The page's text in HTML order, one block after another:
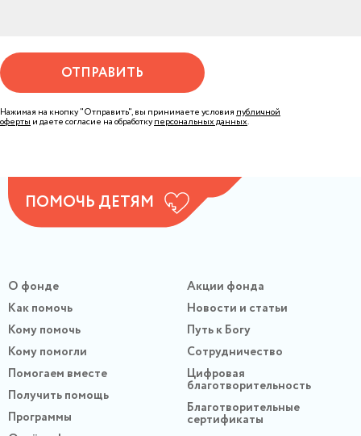
ОТПРАВИТЬ
Нажимая на кнопку "Отправить", вы принимаете условия публичной
оферты и даете согласие на обработкуперсональных данных.
ПОМОЧЬ ДЕТЯМ
О фонде
Как помочь
Кому помочь
Кому помогли
Помогаем вместе
Получить помощь
Программы
Акции фонда
Новости и статьи
Путь к Богу
Сотрудничество
Цифровая
благотворительность
Благотворительные
сертификаты